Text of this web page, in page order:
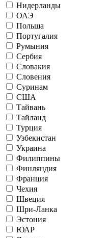
Нидерланды
ОАЭ
Польша
Португалия
Румыния
Сербия
Словакия
Словения
Суринам
США
Тайвань
Тайланд
Турция
Узбекистан
Украина
Филиппины
Финляндия
Франция
Чехия
Швеция
Шри-Ланка
Эстония
ЮАР